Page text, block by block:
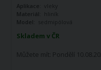
Skladem v ČR
Můžete mít: Pondělí
Aplikace:
vleky
Materiál: hliník
Model:
sedmipólová